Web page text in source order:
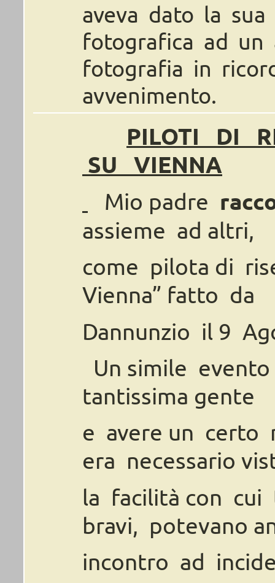
aveva dato la sua
fotografica ad
fotografia in
avvenimento.
PILOTI DI
SU
VIENNA
Mio padre
assieme ad altri,
come pilota di
Vienna” fatto da
Dannunzio il 9
Un simile evento
tantissima gente
e avere un certo
era necessario
la facilità con cui
bravi, potevano
incontro ad